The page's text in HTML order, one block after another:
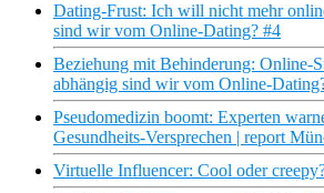
Dating-Frust: Ich will nicht mehr
sind wir vom Online-Dating? #4
Beziehung mit Behinderung: Online-
abhängig sind wir vom Online-
Pseudomedizin boomt: Experten
Gesundheits-Versprechen | report
Virtuelle Influencer: Cool oder